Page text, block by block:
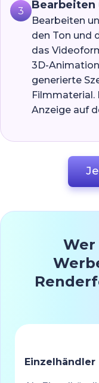
3 Bearbeiten
Bearbeiten
den Ton und
das
3D-
generierte
Filmmaterial.
Anzeige auf
Wer
Einzelhändler